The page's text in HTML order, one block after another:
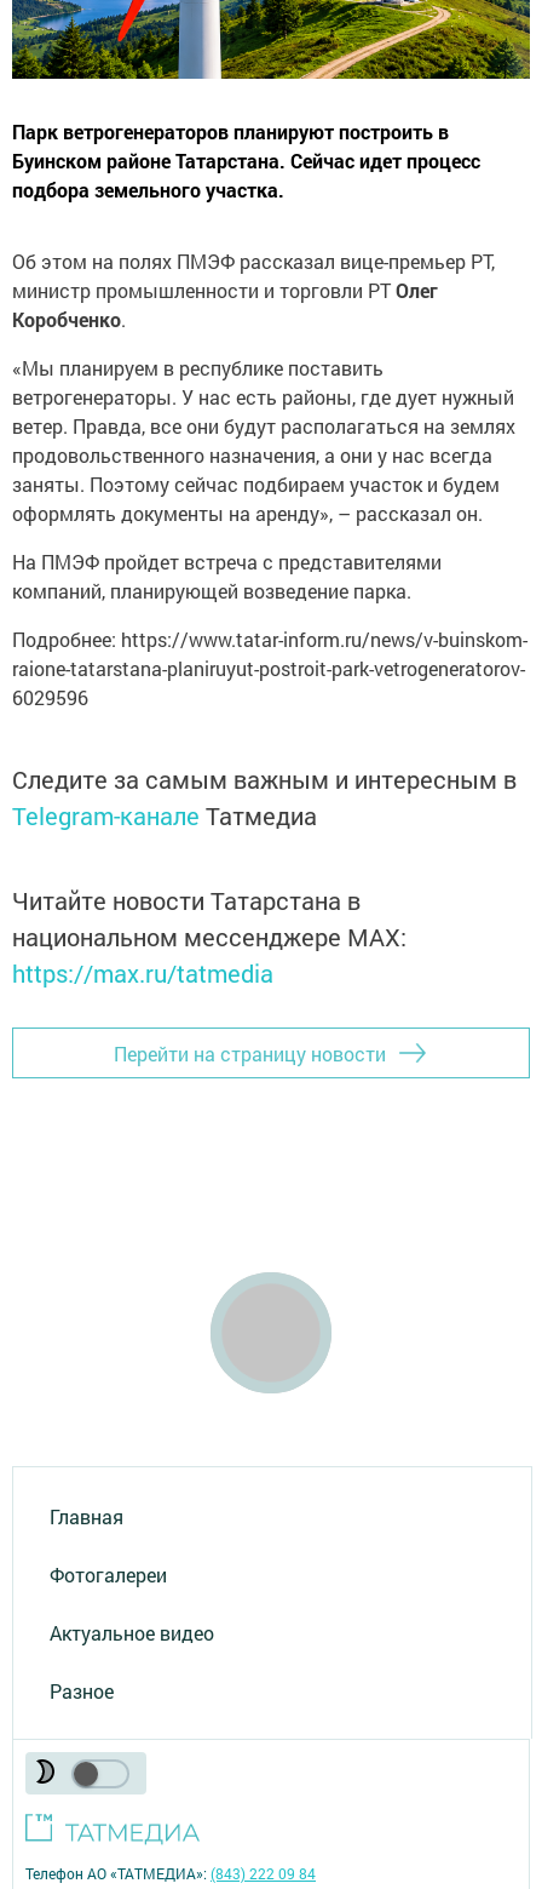
Парк ветрогенераторов планируют построить в
Буинском районе Татарстана. Сейчас идет процесс
подбора земельного участка.
Об этом на полях ПМЭФ рассказал вице-премьер РТ,
министр промышленности и торговли РТОлег
Коробченко.
«Мы планируем в республике поставить
ветрогенераторы. У нас есть районы, где дует нужный
ветер. Правда, все они будут располагаться на землях
продовольственного назначения, а они у нас всегда
заняты. Поэтому сейчас подбираем участок и будем
оформлять документы на аренду», – рассказал он.
На ПМЭФ пройдет встреча с представителями
компаний, планирующей возведение парка.
Подробнее: https://www.tatar-inform.ru/news/v-buinskom-
raione-tatarstana-planiruyut-postroit-park-vetrogeneratorov-
6029596
Следите за самым важным и интересным в
Telegram-канале Татмедиа
Читайте новости Татарстана в
национальном мессенджере MАХ:
https://max.ru/tatmedia
Перейти на страницу новости
Главная
Фотогалереи
Актуальное видео
Разное
Телефон АО «ТАТМЕДИА»:(843) 222 09 84